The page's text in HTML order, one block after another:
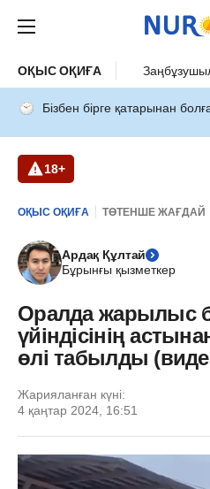
ОҚЫС ОҚИҒА
Бізбен бірге қатарынан
18+
ОҚЫС ОҚИҒА ТӨТЕНШЕ ЖАҒДАЙ
Ардақ Құлтай
Бұрынғы қызметкер
Оралда жарылыс
үйіндісінің
өлі табылды
Жарияланған күні:
4 қаңтар 2024, 16:51